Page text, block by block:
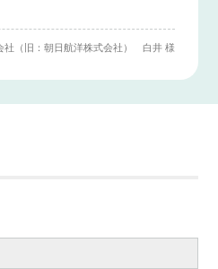
社（旧：朝日航洋株式会社） 白井 様